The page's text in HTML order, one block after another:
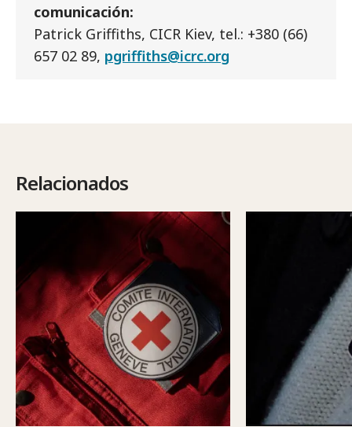
comunicación:
Patrick Griffiths, CICR Kiev, tel.: +380 (66)
657 02 89, pgriffiths@icrc.org
Relacionados